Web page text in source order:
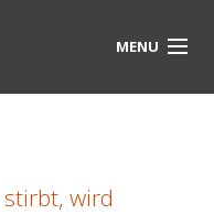
MENU
stirbt, wird